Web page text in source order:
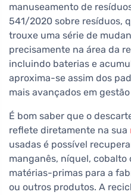
manuseamento de
541/2020 sobre resíduos,
trouxe uma série de
precisamente na área da
incluindo baterias e
aproxima-se assim dos
mais avançados em
É bom saber que o
reflete diretamente na sua
usadas é possível
manganês, níquel, cobalto
matérias-primas para a
ou outros produtos. A